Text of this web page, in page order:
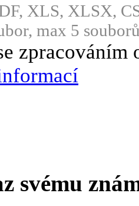
XLS, XLSX,
max 5
svému